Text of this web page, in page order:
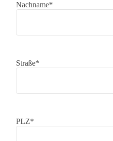
Nachname*
Straße*
PLZ*